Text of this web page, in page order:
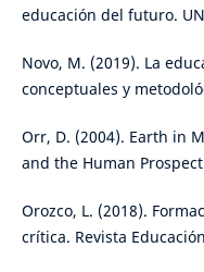
educación del futuro.
Novo, M. (2019). La
conceptuales y
Orr, D. (2004). Earth in
and the Human
Orozco, L. (2018).
crítica. Revista